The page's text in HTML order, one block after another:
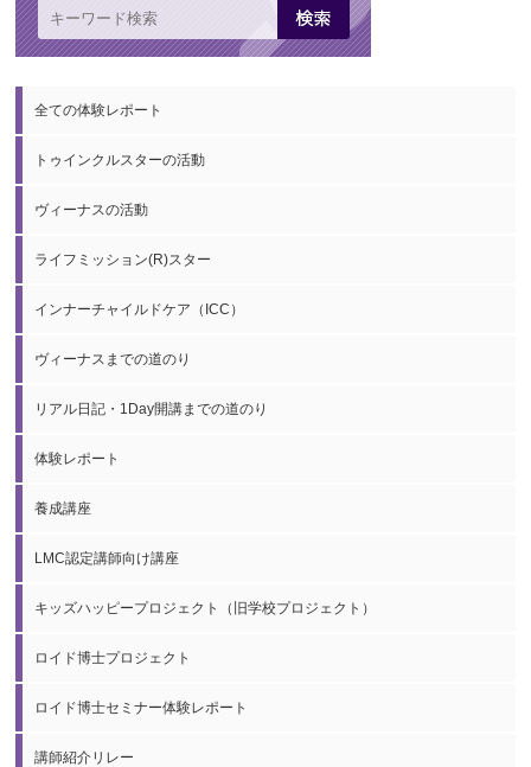
全ての体験レポート
トゥインクルスターの活動
ヴィーナスの活動
ライフミッション(R)スター
インナーチャイルドケア（ICC）
ヴィーナスまでの道のり
リアル日記・1Day開講までの道のり
体験レポート
養成講座
LMC認定講師向け講座
キッズハッピープロジェクト（旧学校プロジェクト）
ロイド博士プロジェクト
ロイド博士セミナー体験レポート
講師紹介リレー